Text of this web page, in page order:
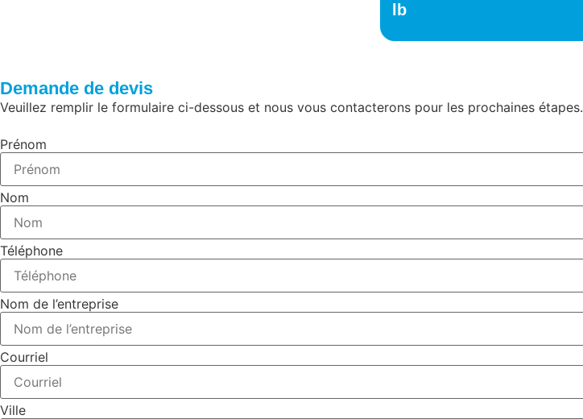
lb
Demande de devis
Veuillez remplir le formulaire ci-dessous et nous vous contacterons pour les prochaines étapes.
Prénom
Nom
Téléphone
Nom de l’entreprise
Courriel
Ville